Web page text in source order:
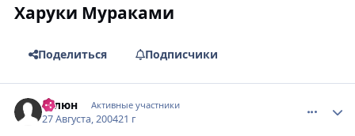
Харуки Мураками
Поделиться Подписчики
Галюн Активные участники
27 Августа, 200421 г